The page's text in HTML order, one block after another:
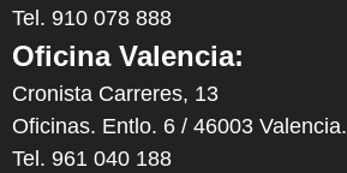
Tel. 910 078 888
Oficina Valencia:
Cronista Carreres, 13
Oficinas. Entlo. 6 / 46003 Valencia.
Tel. 961 040 188